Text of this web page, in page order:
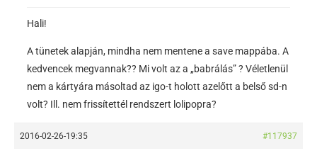
Hali!
A tünetek alapján, mindha nem mentene a save mappába. A
kedvencek megvannak?? Mi volt az a „babrálás” ? Véletlenül
nem a kártyára másoltad az igo-t holott azelőtt a belső sd-n
volt? Ill. nem frissítettél rendszert lolipopra?
2016-02-26-19:35 #117937